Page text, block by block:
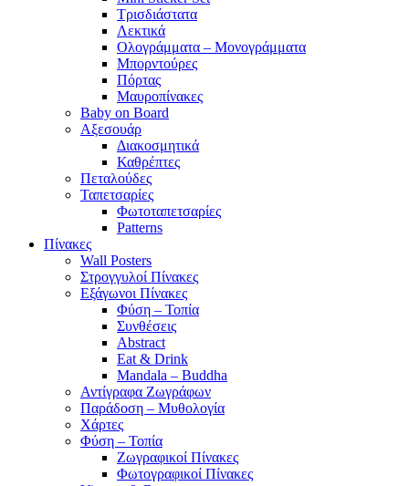
Tρισδιάστατα
Λεκτικά
Ολογράμματα – Μονογράμματα
Μπορντούρες
Πόρτας
Μαυροπίνακες
Baby on Board
Αξεσουάρ
Διακοσμητικά
Καθρέπτες
Πεταλούδες
Ταπετσαρίες
Φωτοταπετσαρίες
Patterns
Πίνακες
Wall Posters
Στρογγυλοί Πίνακες
Εξάγωνοι Πίνακες
Φύση – Τοπία
Συνθέσεις
Abstract
Eat & Drink
Mandala – Buddha
Αντίγραφα Ζωγράφων
Παράδοση – Μυθολογία
Χάρτες
Φύση – Τοπία
Ζωγραφικοί Πίνακες
Φωτογραφικοί Πίνακες